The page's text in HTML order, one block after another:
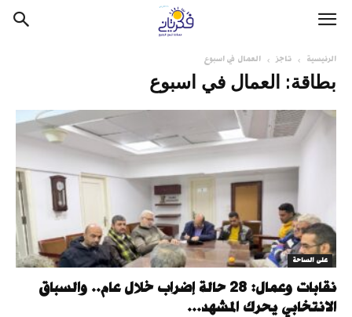
الرئيسية تاجز العمال في اسبوع
بطاقة: العمال في اسبوع
على الساحة
نقابات وعمال: 28 حالة إضراب خلال عام.. والسباق
الانتخابي يحرك المشهد...